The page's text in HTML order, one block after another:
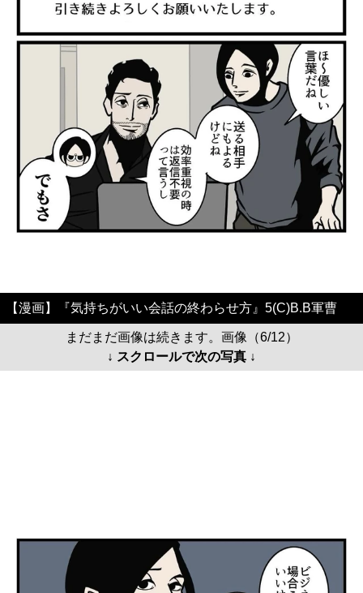
【漫画】『気持ちがいい会話の終わらせ方』5(C)B.B軍曹
まだまだ画像は続きます。画像（6/12）
↓ スクロールで次の写真 ↓